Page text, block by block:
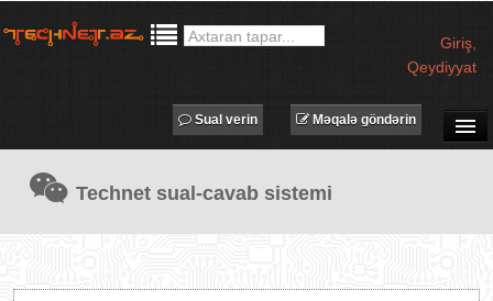
Giriş
Qeydiyyat
TECHNET TV
MƏQALƏLƏR
Məqalə göndərin
Sual verin
Technet sual-cavab sistemi